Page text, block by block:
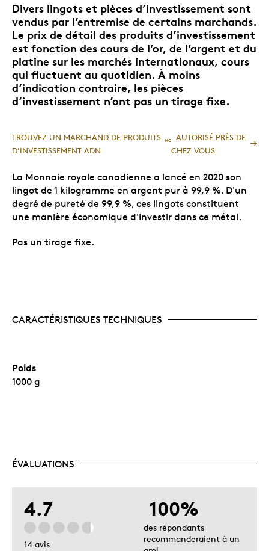
Divers lingots et pièces d’investissement sont
vendus par l’entremise de certains marchands.
Le prix de détail des produits d’investissement
est fonction des cours de l’or, de l’argent et du
platine sur les marchés internationaux, cours
qui fluctuent au quotidien. À moins
d’indication contraire, les pièces
d’investissement n’ont pas un tirage fixe.
TROUVEZ UN MARCHAND DE PRODUITS
D’INVESTISSEMENT ADN
MCAUTORISÉ PRÈS DE
CHEZ VOUS
La Monnaie royale canadienne a lancé en 2020 son
lingot de 1 kilogramme en argent pur à 99,9 %. D'un
degré de pureté de 99,9 %, ces lingots constituent
une manière économique d'investir dans ce métal.
Pas un tirage fixe.
CARACTÉRISTIQUES TECHNIQUES
Poids
1000 g
ÉVALUATIONS
4.7
14 avis
100%
des répondants
recommanderaient à un